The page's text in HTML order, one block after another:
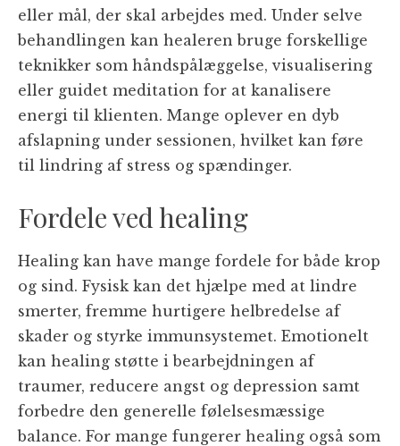
eller mål, der skal arbejdes med. Under selve
behandlingen kan healeren bruge forskellige
teknikker som håndspålæggelse, visualisering
eller guidet meditation for at kanalisere
energi til klienten. Mange oplever en dyb
afslapning under sessionen, hvilket kan føre
til lindring af stress og spændinger.
Fordele ved healing
Healing kan have mange fordele for både krop
og sind. Fysisk kan det hjælpe med at lindre
smerter, fremme hurtigere helbredelse af
skader og styrke immunsystemet. Emotionelt
kan healing støtte i bearbejdningen af
traumer, reducere angst og depression samt
forbedre den generelle følelsesmæssige
balance. For mange fungerer healing også som